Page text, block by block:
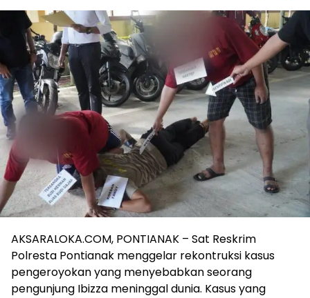
AKSARALOKA.COM, PONTIANAK – Sat Reskrim
Polresta Pontianak menggelar rekontruksi kasus
pengeroyokan yang menyebabkan seorang
pengunjung Ibizza meninggal dunia. Kasus yang